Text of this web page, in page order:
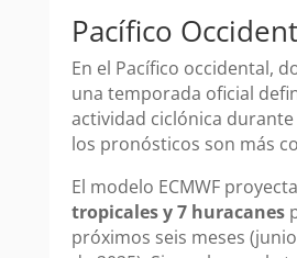
Pacífico
En el Pacífico occidental,
una temporada oficial
actividad ciclónica
los pronósticos son más
El modelo ECMWF proyecta
tropicales y 7 huracanes
próximos seis meses